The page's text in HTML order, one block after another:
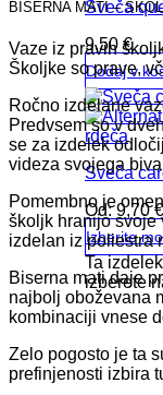
Sveča
9,50€
Dodaj v
Sveča
Od:9,70€
Izberite
Ta
izberete
BISERNA MATI –
Vaze iz pravih
Školjke so prave,
Ročno izdelane
Predvsem so v
se za izdelek
videza svojega
Pomembno je
školjk hranijo svoje
izdelan iz poliestra
Biserna mati daje
najbolj oboževana
kombinaciji vnese
Zelo pogosto je ta
prefinjenosti izbira